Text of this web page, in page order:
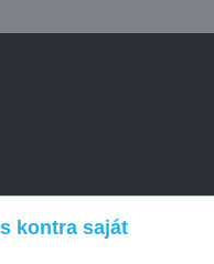
kontra saját